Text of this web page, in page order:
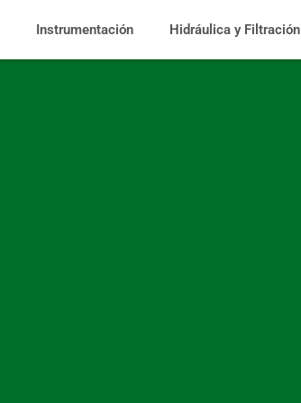
Instrumentación Hidráulica y Filtración